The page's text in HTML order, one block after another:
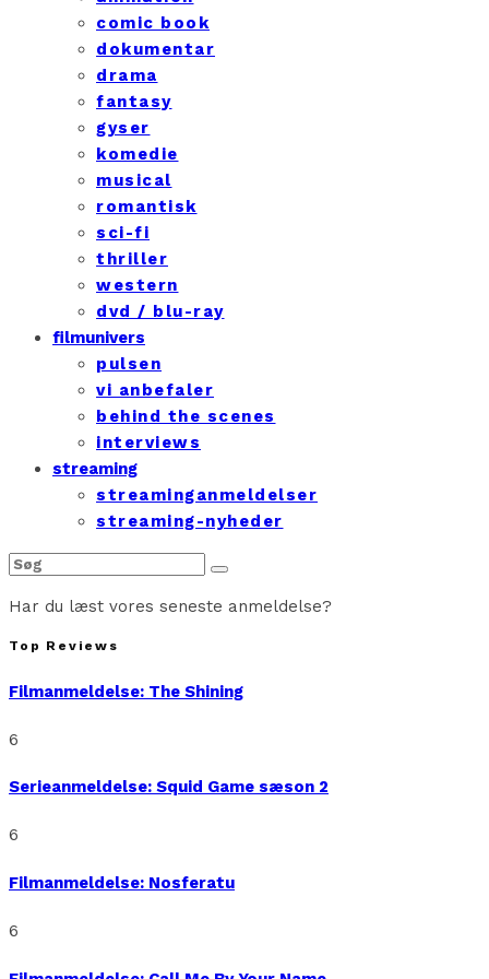
comic book
dokumentar
drama
fantasy
gyser
komedie
musical
romantisk
sci-fi
thriller
western
dvd / blu-ray
filmunivers
pulsen
vi anbefaler
behind the scenes
interviews
streaming
streaminganmeldelser
streaming-nyheder
Har du læst vores seneste anmeldelse?
Top Reviews
Filmanmeldelse: The Shining
6
Serieanmeldelse: Squid Game sæson 2
6
Filmanmeldelse: Nosferatu
6